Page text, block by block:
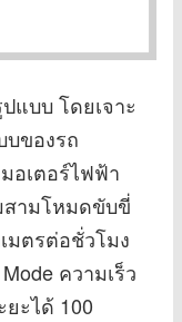
แบบ โดยเจาะ
บของรถ
อเตอร์ไฟฟ้า
สามโหมดขับขี่
มตรต่อชั่วโมง
ความเร็ว
ะได้ 100